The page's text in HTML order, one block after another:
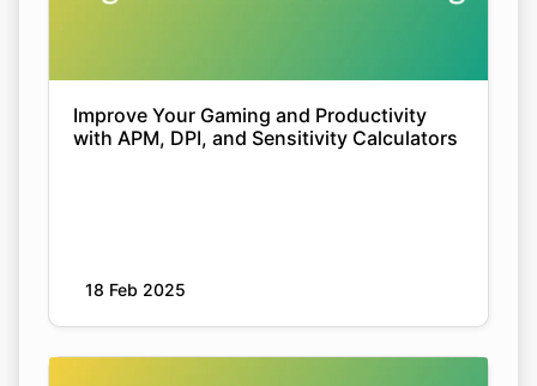
Improve Your Gaming and Productivity
with APM, DPI, and Sensitivity Calculators
18 Feb 2025